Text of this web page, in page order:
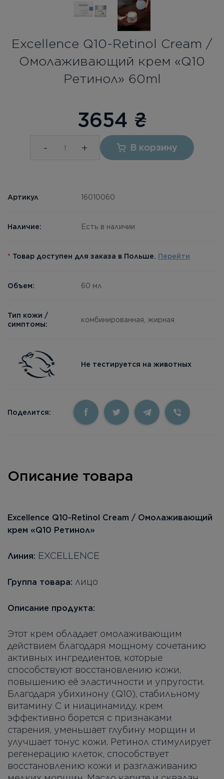
Excellence Q10-Retinol Cream /
Омолаживающий крем «Q10
Ретинол» 60ml
3654 ₴
- + В корзину
Артикул 16010060
Наличие: Есть в наличии
* Товар доступен для заказа в Польше. Перейти
Объем: 60 мл
Тип кожи /
симптомы:
комбинированная, жирная
Не тестируется на животных
Поделится:
Описание товара
Excellence Q10-Retinol Cream / Омолаживающий
крем «Q10 Ретинол»
Линия: EXCELLENCE
Группа товара: лицо
Описание продукта:
Этот крем обладает омолаживающим
действием благодаря мощному сочетанию
активных ингредиентов, которые
способствуют восстановлению кожи,
повышению её эластичности и упругости.
Благодаря убихинону (Q10), стабильному
витамину C и ниацинамиду, крем
эффективно борется с признаками
старения, уменьшает глубину морщин и
улучшает тонус кожи. Ретинол стимулирует
регенерацию клеток, способствует
восстановлению кожи и разглаживанию